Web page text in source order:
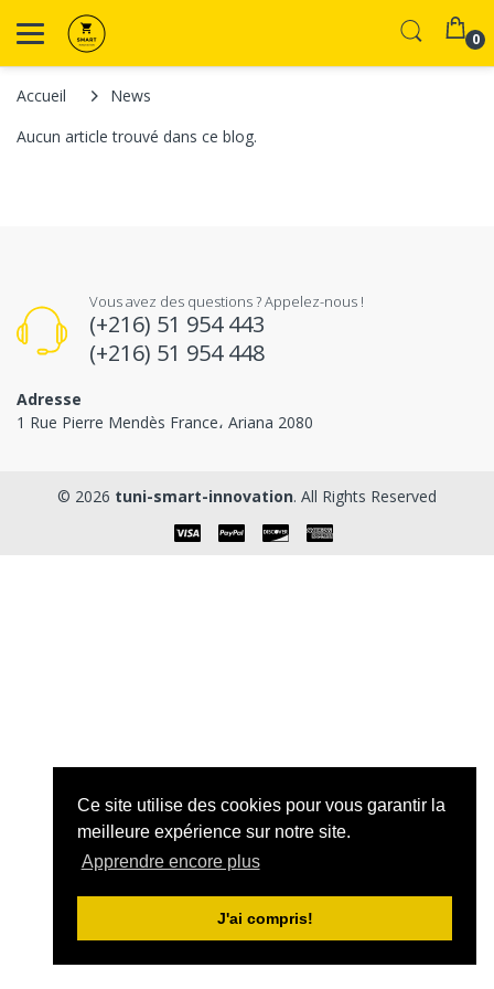
Ce site utilise des cookies pour vous garantir la
meilleure expérience sur notre site.
Apprendre encore plus
J'ai compris!
0
Accueil
News
Aucun article trouvé dans ce blog.
Vous avez des questions ? Appelez-nous !
(+216) 51 954 443
(+216) 51 954 448
Adresse
1 Rue Pierre Mendès France، Ariana 2080
© 2026 tuni-smart-innovation. All Rights Reserved